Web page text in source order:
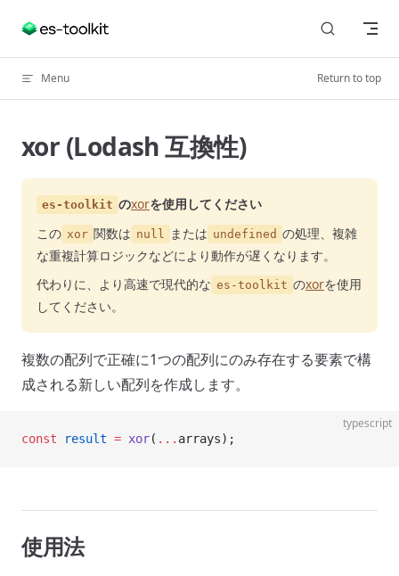
Skip to content
Menu Return to top
xor (Lodash 互換性)
es-toolkit のxorを使用してください
この xor 関数は null または undefined の処理、複雑
な重複計算ロジックなどにより動作が遅くなります。
代わりに、より高速で現代的な es-toolkit のxorを使用
してください。
複数の配列で正確に1つの配列にのみ存在する要素で構
成される新しい配列を作成します。
typescript
const result = xor( ... arrays);
使用法